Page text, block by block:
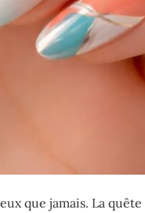
que jamais. La